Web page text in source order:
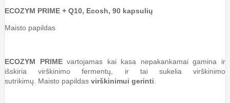
ECOZYM PRIME + Q10, Ecosh, 90 kapsulių
Maisto papildas
ECOZYM PRIMEvartojamas kai kasa nepakankamai gamina ir
išskiria virškinimo fermentų, ir tai sukelia virškinimo
sutrikimų. Maisto papildas virškinimui gerinti